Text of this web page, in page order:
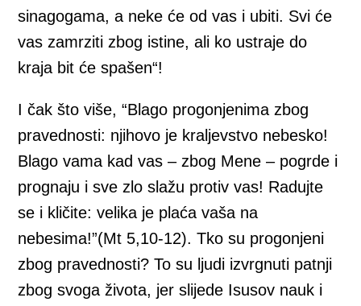
sinagogama, a neke će od vas i ubiti. Svi će
vas zamrziti zbog istine, ali ko ustraje do
kraja bit će spašen“!
I čak što više, “Blago progonjenima zbog
pravednosti: njihovo je kraljevstvo nebesko!
Blago vama kad vas – zbog Mene – pogrde i
prognaju i sve zlo slažu protiv vas! Radujte
se i kličite: velika je plaća vaša na
nebesima!”(Mt 5,10-12). Tko su progonjeni
zbog pravednosti? To su ljudi izvrgnuti patnji
zbog svoga života, jer slijede Isusov nauk i